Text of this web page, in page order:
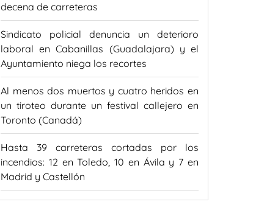
decena de carreteras
Sindicato policial denuncia un deterioro
laboral en Cabanillas (Guadalajara) y el
Ayuntamiento niega los recortes
Al menos dos muertos y cuatro heridos en
un tiroteo durante un festival callejero en
Toronto (Canadá)
Hasta 39 carreteras cortadas por los
incendios: 12 en Toledo, 10 en Ávila y 7 en
Madrid y Castellón